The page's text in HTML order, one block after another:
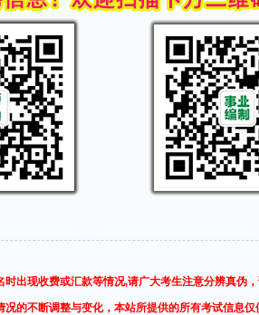
时出现收费或汇款等情况,请广大考生注意分辨真伪
况的不断调整与变化，本站所提供的所有考试信息